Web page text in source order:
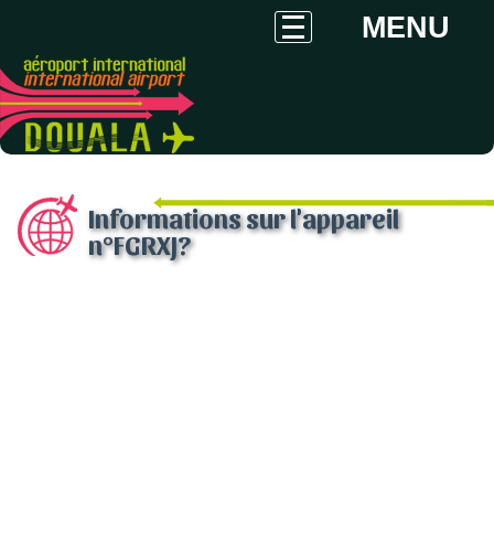
MENU
Informations sur l'appareil
n°FGRXJ?